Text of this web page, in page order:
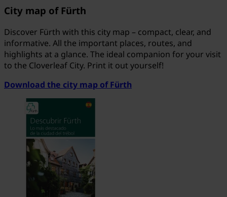
City map of Fürth
Discover Fürth with this city map – compact, clear, and
informative. All the important places, routes, and
highlights at a glance. The ideal companion for your visit
to the Cloverleaf City. Print it out yourself!
Download the city map of Fürth